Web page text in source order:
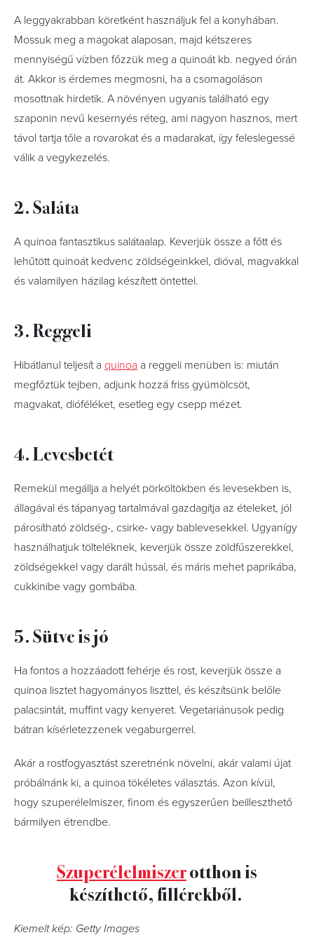
A leggyakrabban köretként használjuk fel a konyhában.
Mossuk meg a magokat alaposan, majd kétszeres
mennyiségű vízben főzzük meg a quinoát kb. negyed órán
át. Akkor is érdemes megmosni, ha a csomagoláson
mosottnak hirdetik. A növényen ugyanis található egy
szaponin nevű kesernyés réteg, ami nagyon hasznos, mert
távol tartja tőle a rovarokat és a madarakat, így feleslegessé
válik a vegykezelés.
2. Saláta
A quinoa fantasztikus salátaalap. Keverjük össze a főtt és
lehűtött quinoát kedvenc zöldségeinkkel, dióval, magvakkal
és valamilyen házilag készített öntettel.
3. Reggeli
Hibátlanul teljesít a quinoa a reggeli menüben is: miután
megfőztük tejben, adjunk hozzá friss gyümölcsöt,
magvakat, dióféléket, esetleg egy csepp mézet.
4. Levesbetét
Remekül megállja a helyét pörköltökben és levesekben is,
állagával és tápanyag tartalmával gazdagítja az ételeket, jól
párosítható zöldség-, csirke- vagy bablevesekkel. Ugyanígy
használhatjuk tölteléknek, keverjük össze zöldfűszerekkel,
zöldségekkel vagy darált hússal, és máris mehet paprikába,
cukkinibe vagy gombába.
5. Sütve is jó
Ha fontos a hozzáadott fehérje és rost, keverjük össze a
quinoa lisztet hagyományos liszttel, és készítsünk belőle
palacsintát, muffint vagy kenyeret. Vegetariánusok pedig
bátran kísérletezzenek vegaburgerrel.
Akár a rostfogyasztást szeretnénk növelni, akár valami újat
próbálnánk ki, a quinoa tökéletes választás. Azon kívül,
hogy szuperélelmiszer, finom és egyszerűen beilleszthető
bármilyen étrendbe.
Szuperélelmiszerotthon is
készíthető, fillérekből.
Kiemelt kép: Getty Images